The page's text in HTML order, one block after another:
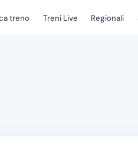
treno Treni Live Regionali